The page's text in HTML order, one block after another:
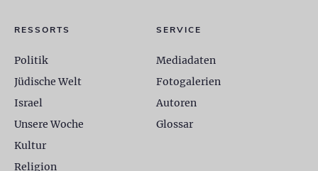
RESSORTS
Politik
Jüdische Welt
Israel
Unsere Woche
Kultur
Religion
SERVICE
Mediadaten
Fotogalerien
Autoren
Glossar